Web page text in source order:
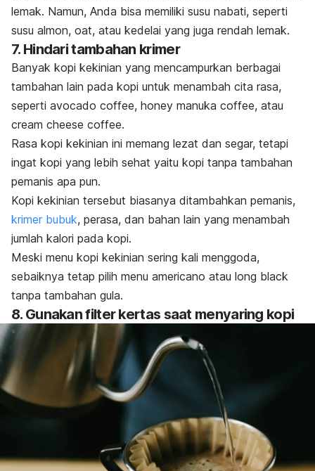
lemak. Namun, Anda bisa memiliki susu nabati, seperti
susu almon, oat, atau kedelai yang juga rendah lemak.
7. Hindari tambahan krimer
Banyak kopi kekinian yang mencampurkan berbagai
tambahan lain pada kopi untuk menambah cita rasa,
seperti avocado coffee, honey manuka coffee, atau
cream cheese coffee.
Rasa kopi kekinian ini memang lezat dan segar, tetapi
ingat kopi yang lebih sehat yaitu kopi tanpa tambahan
pemanis apa pun.
Kopi kekinian tersebut biasanya ditambahkan pemanis,
krimer bubuk, perasa, dan bahan lain yang menambah
jumlah kalori pada kopi.
Meski menu kopi kekinian sering kali menggoda,
sebaiknya tetap pilih menu americano atau long black
tanpa tambahan gula.
8. Gunakanfilterkertas saat menyaring kopi